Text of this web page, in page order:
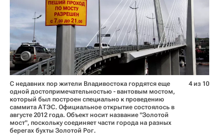
С недавних пор жители Владивостока гордятся еще
одной достопримечательностью - вантовым мостом,
который был построен специально к проведению
саммита АТЭС. Официальное открытие состоялось в
августе 2012 года. Объект носит название "Золотой
мост", поскольку соединяет части города на разных
берегах бухты Золотой Рог.
4 из 10